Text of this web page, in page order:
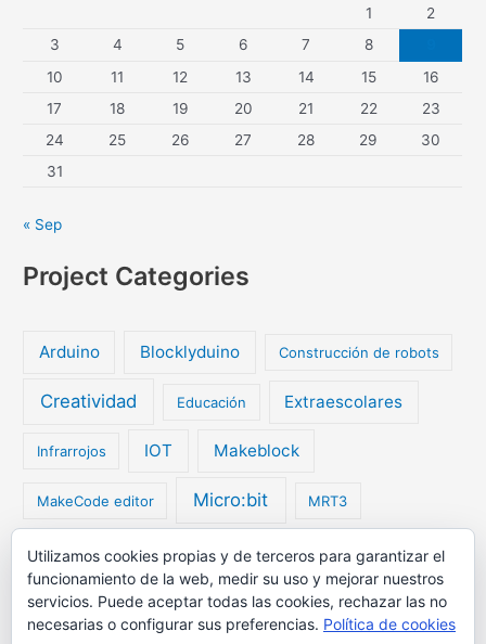
1
2
3
4 5 6 7 8
10
11 12 13 14 15
16
17
18 19 20 21 22
23
24
25 26 27 28 29
30
31
« Sep
Project Categories
Arduino Blocklyduino Construcción de robots
Creatividad Educación Extraescolares
Infrarrojos IOT Makeblock
MakeCode editor Micro:bit MRT3
My Robot Time My Robot Time Exciting
Programación Radio Robots Robótica
Utilizamos cookies propias y de terceros para garantizar el
funcionamiento de la web, medir su uso y mejorar nuestros
servicios. Puede aceptar todas las cookies, rechazar las no
necesarias o configurar sus preferencias. Política de cookies